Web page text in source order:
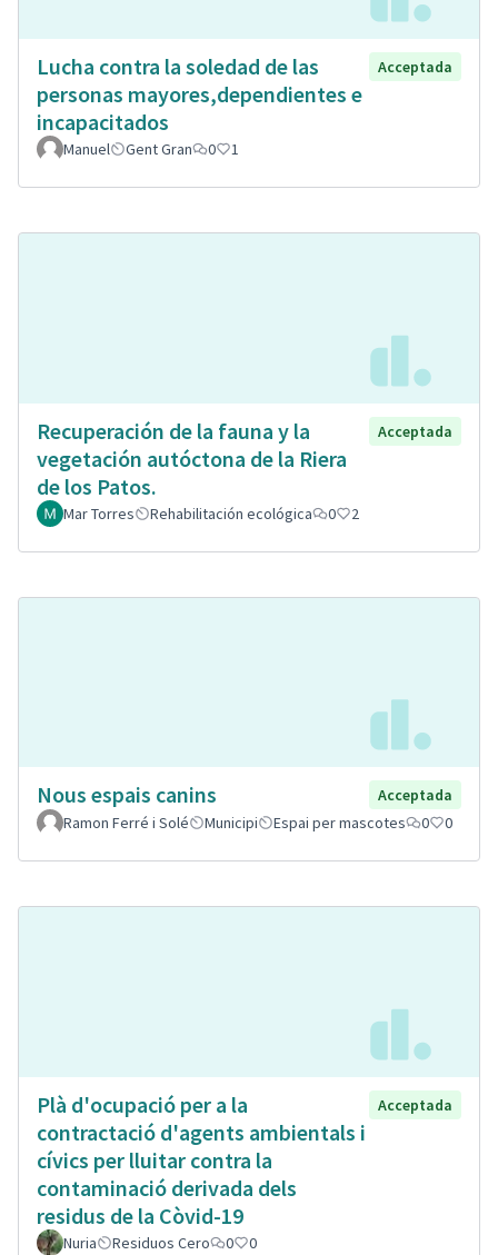
Lucha contra la soledad de las
personas mayores,dependientes e
incapacitados
Acceptada
Manuel Gent Gran 0 1
Recuperación de la fauna y la
vegetación autóctona de la Riera
de los Patos.
Acceptada
Mar Torres Rehabilitación ecológica 0 2
Nous espais canins
Acceptada
Ramon Ferré i Solé
Municipi Espai per mascotes 0 0
Plà d'ocupació per a la
contractació d'agents ambientals i
cívics per lluitar contra la
contaminació derivada dels
residus de la Còvid-19
Acceptada
Nuria Residuos Cero 0 0